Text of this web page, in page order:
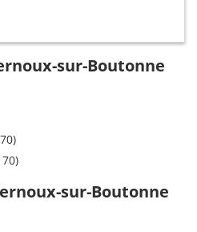
sur-Boutonne
sur-Boutonne